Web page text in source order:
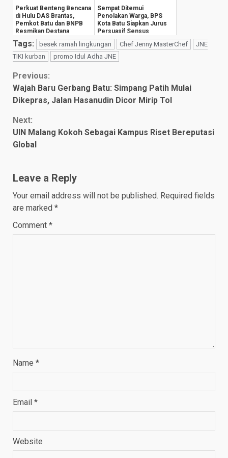
Perkuat Benteng Bencana
di Hulu DAS Brantas,
Pemkot Batu dan BNPB
Resmikan Destana
Giripurno
Sempat Ditemui
Penolakan Warga, BPS
Kota Batu Siapkan Jurus
Persuasif Sensus
Ekonomi 2026
Tags: besek ramah lingkungan Chef Jenny MasterChef
JNE
TIKI kurban
promo Idul Adha JNE
Continue
Reading
Previous:
Wajah Baru Gerbang Batu: Simpang Patih Mulai
Dikepras, Jalan Hasanudin Dicor Mirip Tol
Next:
UIN Malang Kokoh Sebagai Kampus Riset Bereputasi
Global
Leave a Reply
Your email address will not be published. Required fields
are marked *
Comment *
Name *
Email *
Website